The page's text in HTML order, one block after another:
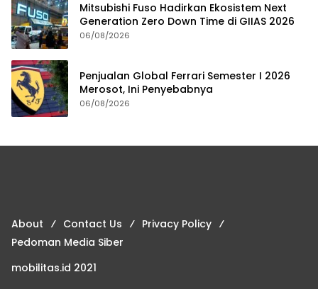
Mitsubishi Fuso Hadirkan Ekosistem Next
Generation Zero Down Time di GIIAS 2026
06/08/2026
Penjualan Global Ferrari Semester I 2026
Merosot, Ini Penyebabnya
06/08/2026
About Contact Us
Privacy Policy
Pedoman Media Siber
mobilitas.id 2021